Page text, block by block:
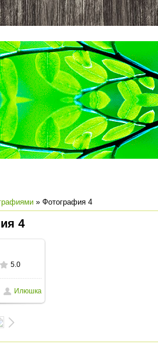
» Фотография 4
4
5.0
Илюшка